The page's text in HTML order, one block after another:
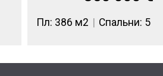
Пл: 386 м2 Спальни: 5